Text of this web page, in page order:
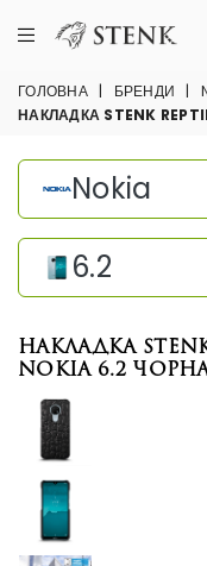
ГОЛОВНА | БРЕНДИ |
НАКЛАДКА STENK
Накладка
Nokia 6.2 Чорна
Nokia
6.2